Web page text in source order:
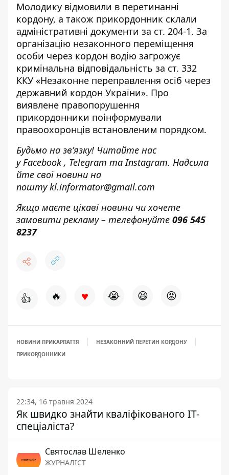
Молодику відмовили в перетинанні
кордону, а також прикордонник склали
адміністративні документи за ст. 204-1. За
організацію незаконного переміщення
особи через кордон водію загрожує
кримінальна відповідальність за ст. 332
ККУ «Незаконне переправлення осіб через
державний кордон України». Про
виявлене правопорушення
прикордонники поінформували
правоохоронців встановленим порядком.
Будьмо на зв’язку! Читайте нас
уFacebook, Telegram таInstagram. Надсила
йте свої новини на
поштуkl.informator@gmail.com
Якщо маєте цікаві новини чи хочете
замовити рекламу – телефонуйте 096 545
8237
👍 🔥 ♥ 😭 😆 😡
НОВИНИ ПРИКАРПАТТЯ
НЕЗАКОННИЙ ПЕРЕТИН КОРДОНУ
ПРИКОРДОННИКИ
22:34, 16 травня 2024
Як швидко знайти кваліфікованого IT-
спеціаліста?
Святослав Шеленко
ЖУРНАЛІСТ